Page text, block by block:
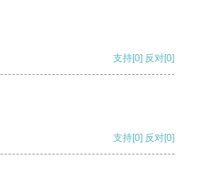
支持[0] 反对[0]
支持[0] 反对[0]